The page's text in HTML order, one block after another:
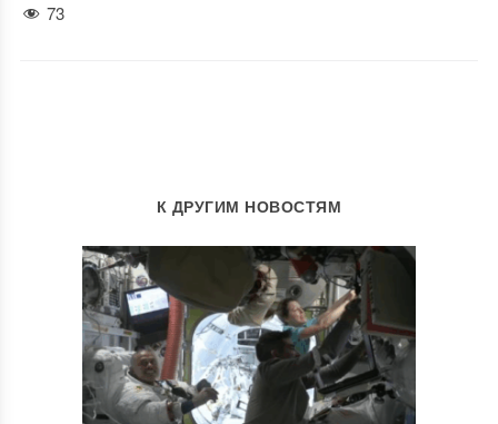
73
К ДРУГИМ НОВОСТЯМ